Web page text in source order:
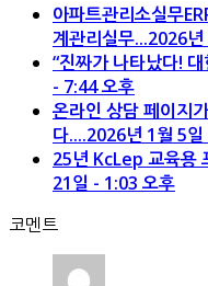
아파트관리소실무
계관리실무...2026
“진짜가 나타났다!
- 7:44 오후
온라인 상담 페이지
다....2026년 1월 5
25년 KcLep 교육용
21일 - 1:03 오후
코멘트